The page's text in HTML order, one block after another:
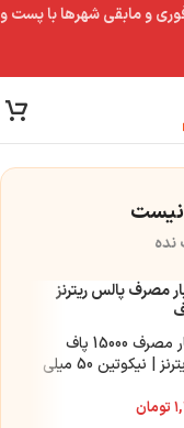
| ارسال شیراز فوری و مابقی شهرها با پست و
نیست
نده
پاد یکبار مصرف 15000 پاف
پالس ریترنز | نیکوتین 50 میلی
تومان